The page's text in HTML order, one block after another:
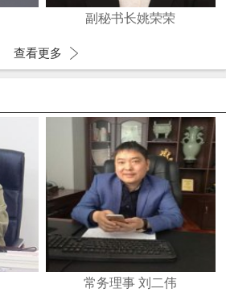
副秘书长姚荣荣
查看更多
常务理事 刘二伟